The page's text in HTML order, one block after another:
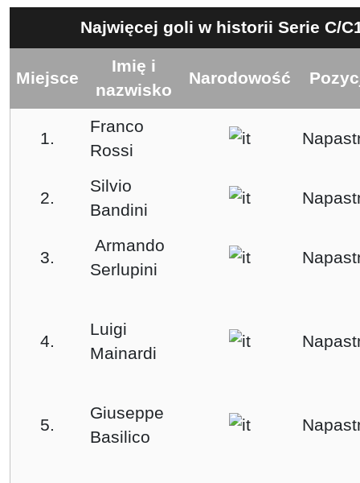
Najwięcej goli w historii Serie C/
Miejsce
Imię i
nazwisko
Narodowość
1.
Franco
Rossi
2.
Silvio
Bandini
3.
Armando
Serlupini
4.
Luigi
Mainardi
5.
Giuseppe
Basilico